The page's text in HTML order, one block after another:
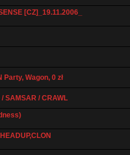
[CZ]_19.11.2006_
Wagon, 0 zł
SAMSAR / CRAWL